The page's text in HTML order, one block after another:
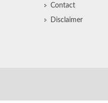
Contact
Disclaimer